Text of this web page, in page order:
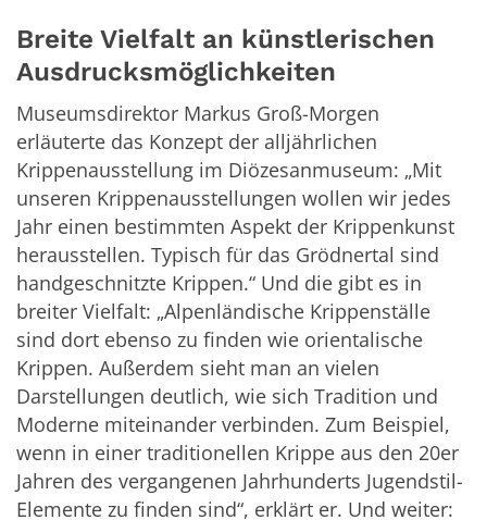
Breite Vielfalt an künstlerischen
Ausdrucksmöglichkeiten
Museumsdirektor Markus Groß-Morgen
erläuterte das Konzept der alljährlichen
Krippenausstellung im Diözesanmuseum: „Mit
unseren Krippenausstellungen wollen wir jedes
Jahr einen bestimmten Aspekt der Krippenkunst
herausstellen. Typisch für das Grödnertal sind
handgeschnitzte Krippen.“ Und die gibt es in
breiter Vielfalt: „Alpenländische Krippenställe
sind dort ebenso zu finden wie orientalische
Krippen. Außerdem sieht man an vielen
Darstellungen deutlich, wie sich Tradition und
Moderne miteinander verbinden. Zum Beispiel,
wenn in einer traditionellen Krippe aus den 20er
Jahren des vergangenen Jahrhunderts Jugendstil-
Elemente zu finden sind“, erklärt er. Und weiter: